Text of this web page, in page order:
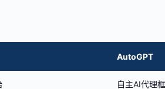
AutoGPT
自主AI代理